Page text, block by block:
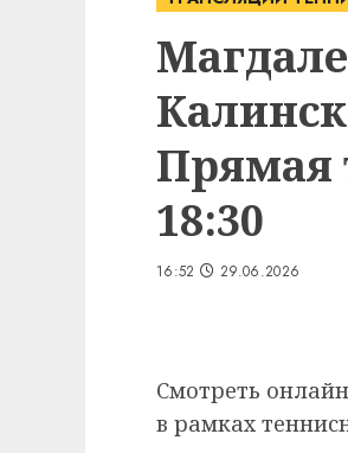
Прямая
18:30
16:52 29.06.2026
Смотреть
в рамках